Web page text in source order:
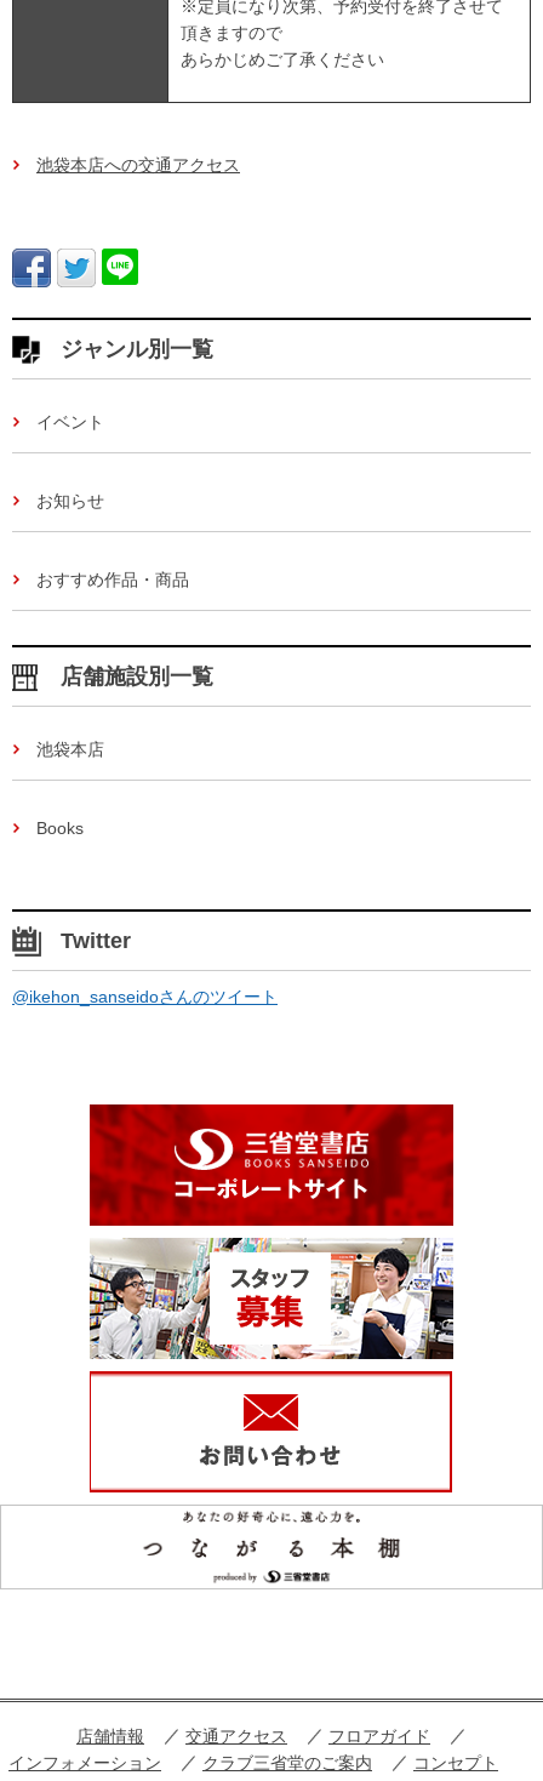
※定員になり次第、予約受付を終了させて
頂きますので
あらかじめご了承ください
池袋本店への交通アクセス
ジャンル別一覧
イベント
お知らせ
おすすめ作品・商品
店舗施設別一覧
池袋本店
Books
Twitter
@ikehon_sanseidoさんのツイート
店舗情報 交通アクセス
フロアガイド
インフォメーション
クラブ三省堂のご案内 コンセプト